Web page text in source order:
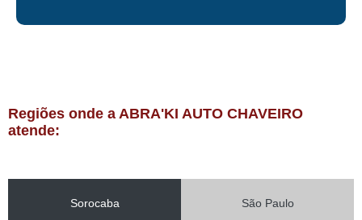
Regiões onde a ABRA'KI AUTO CHAVEIRO
atende:
Sorocaba São Paulo